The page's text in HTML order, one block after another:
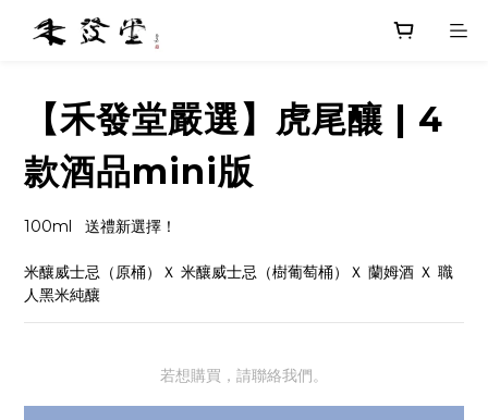
【禾發堂嚴選】虎尾釀 | 4
款酒品mini版
100ml   送禮新選擇！
米釀威士忌（原桶）Ｘ 米釀威士忌（樹葡萄桶）Ｘ 蘭姆酒 Ｘ 職
人黑米純釀
若想購買，請聯絡我們。